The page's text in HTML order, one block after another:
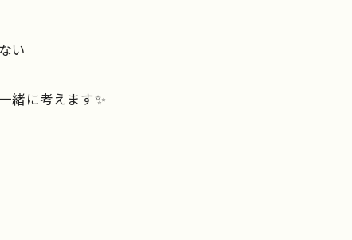
い
緒に考えます✨